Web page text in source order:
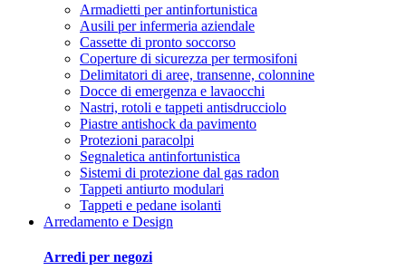
Armadietti per antinfortunistica
Ausili per infermeria aziendale
Cassette di pronto soccorso
Coperture di sicurezza per termosifoni
Delimitatori di aree, transenne, colonnine
Docce di emergenza e lavaocchi
Nastri, rotoli e tappeti antisdrucciolo
Piastre antishock da pavimento
Protezioni paracolpi
Segnaletica antinfortunistica
Sistemi di protezione dal gas radon
Tappeti antiurto modulari
Tappeti e pedane isolanti
Arredamento e Design
Arredi per negozi